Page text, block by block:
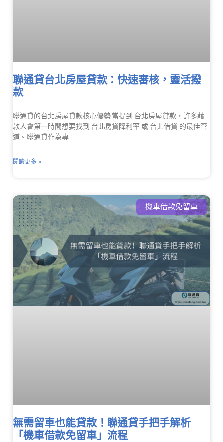
聯通貸台北房屋貸款：快速審核，靈活撥
款
聯通貸的台北房屋貸款核心優勢 當提到 台北房屋貸款，許多藉
款人會第一時間想要找到 台北房貸降利率 或 台北借貸 的最佳管
道。聯通貸作為專
閱讀更多 »
機車借款免留車
無需留車也能貸款！聯通貸手把手解析
「機車借款免留車」流程